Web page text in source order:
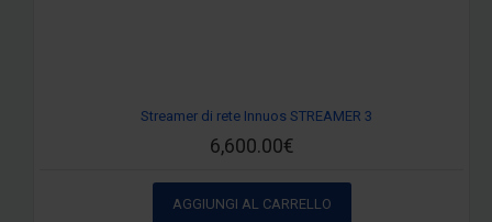
Streamer di rete Innuos STREAMER 3
6,600.00€
AGGIUNGI AL CARRELLO